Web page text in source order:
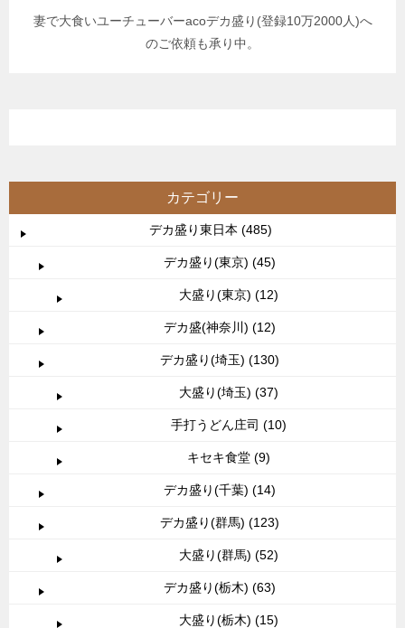
妻で大食いユーチューバーacoデカ盛り(登録10万2000人)へ
のご依頼も承り中。
カテゴリー
デカ盛り東日本 (485)
デカ盛り(東京) (45)
大盛り(東京) (12)
デカ盛(神奈川) (12)
デカ盛り(埼玉) (130)
大盛り(埼玉) (37)
手打うどん庄司 (10)
キセキ食堂 (9)
デカ盛り(千葉) (14)
デカ盛り(群馬) (123)
大盛り(群馬) (52)
デカ盛り(栃木) (63)
大盛り(栃木) (15)